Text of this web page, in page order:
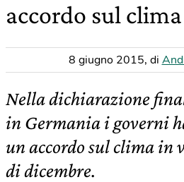
accordo sul clima
8 giugno 2015, di
Nella dichiarazione
in Germania i governi
un accordo sul clima in
di dicembre.